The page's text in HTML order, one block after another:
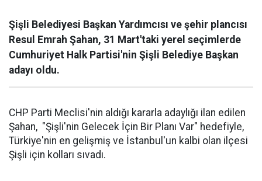
Şişli Belediyesi Başkan Yardımcısı ve şehir plancısı
Resul Emrah Şahan, 31 Mart'taki yerel seçimlerde
Cumhuriyet Halk Partisi'nin Şişli Belediye Başkan
adayı oldu.
CHP Parti Meclisi'nin aldığı kararla adaylığı ilan edilen
Şahan, "Şişli'nin Gelecek İçin Bir Planı Var" hedefiyle,
Türkiye'nin en gelişmiş ve İstanbul'un kalbi olan ilçesi
Şişli için kolları sıvadı.